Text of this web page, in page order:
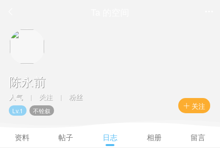
 关注
陈永前
人气 | 关注 | 粉丝
Lv.1 不铨叙
资料 帖子 日志 相册 留言